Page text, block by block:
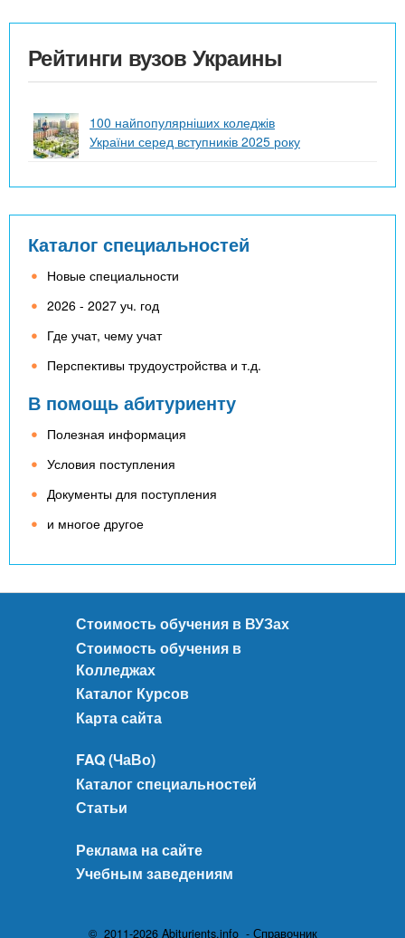
Рейтинги вузов Украины
100 найпопулярніших коледжів
України серед вступників 2025 року
Каталог специальностей
Новые специальности
2026 - 2027 уч. год
Где учат, чему учат
Перспективы трудоустройства и т.д.
В помощь абитуриенту
Полезная информация
Условия поступления
Документы для поступления
и многое другое
Стоимость обучения в ВУЗах
Стоимость обучения в
Колледжах
Каталог Курсов
Карта сайта
FAQ (ЧаВо)
Каталог специальностей
Статьи
Реклама на сайте
Учебным заведениям
© 2011-2026 Abiturients.info - Справочник